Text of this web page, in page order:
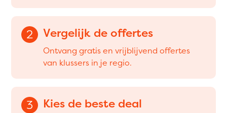
2 Vergelijk de offertes
Ontvang gratis en vrijblijvend offertes
van klussers in je regio.
3 Kies de beste deal